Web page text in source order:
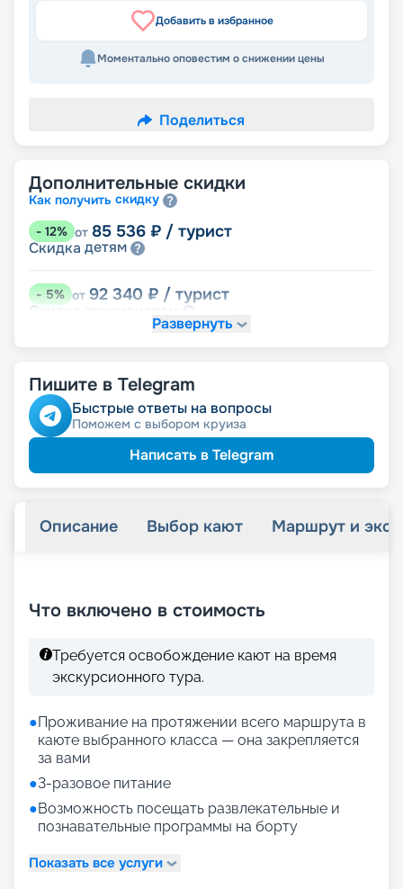
Добавить в избранное
Моментально оповестим о снижении цены
Поделиться
Дополнительные скидки
Как получить скидку
- 12% от 85 536 ₽ / турист
Скидка детям
-5% от 92 340 ₽ / турист
Скидка
именинникамРазвернуть
Пишите в Telegram
Быстрые ответы на вопросы
Поможем с выбором круиза
Написать в Telegram
Описание Выбор кают Маршрут и
Что включено в стоимость
Требуется освобождение кают на время
экскурсионного тура.
●Проживание на протяжении всего маршрута в
каюте выбранного класса — она закрепляется
за вами
●3-разовое питание
●Возможность посещать развлекательные и
познавательные программы на борту
Показать все услуги